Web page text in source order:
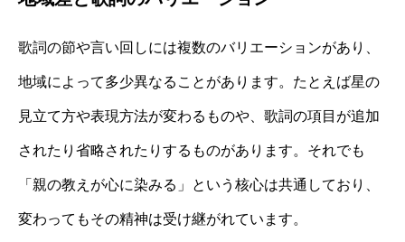
歌詞の節や言い回しには複数のバリエーションがあり、
地域によって多少異なることがあります。たとえば星の
見立て方や表現方法が変わるものや、歌詞の項目が追加
されたり省略されたりするものがあります。それでも
「親の教えが心に染みる」という核心は共通しており、
変わってもその精神は受け継がれています。